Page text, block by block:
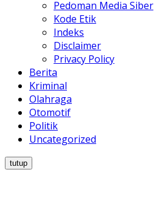
Pedoman Media Siber
Kode Etik
Indeks
Disclaimer
Privacy Policy
Berita
Kriminal
Olahraga
Otomotif
Politik
Uncategorized
tutup